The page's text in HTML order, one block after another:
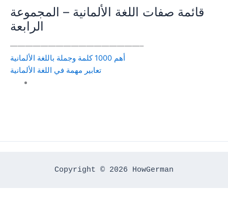
قائمة صفات اللغة الألمانية – المجموعة
الرابعة
—————————————————–
أهم 1000 كلمة وجملة باللغة الألمانية
تعابير مهمة في اللغة الألمانية
Copyright © 2026 HowGerman